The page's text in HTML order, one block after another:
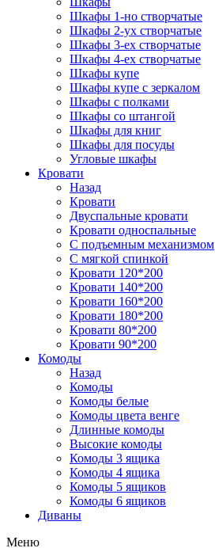
Шкафы 1-но створчатые
Шкафы 2-ух створчатые
Шкафы 3-ех створчатые
Шкафы 4-ех створчатые
Шкафы купе
Шкафы купе с зеркалом
Шкафы с полками
Шкафы со штангой
Шкафы для книг
Шкафы для посуды
Угловые шкафы
Кровати
Назад
Кровати
Двуспальные кровати
Кровати односпальные
С подъемным механизмом
С мягкой спинкой
Кровати 120*200
Кровати 140*200
Кровати 160*200
Кровати 180*200
Кровати 80*200
Кровати 90*200
Комоды
Назад
Комоды
Комоды белые
Комоды цвета венге
Длинные комоды
Высокие комоды
Комоды 3 ящика
Комоды 4 ящика
Комоды 5 ящиков
Комоды 6 ящиков
Диваны
Меню